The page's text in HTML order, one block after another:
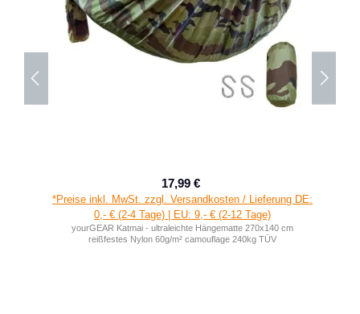
Verkaufspreis:
17,99 €
*Preise inkl. MwSt. zzgl. Versandkosten / Lieferung DE:
0,- € (2-4 Tage) | EU: 9,- € (2-12 Tage)
yourGEAR Katmai - ultraleichte Hängematte 270x140 cm
reißfestes Nylon 60g/m² camouflage 240kg TÜV